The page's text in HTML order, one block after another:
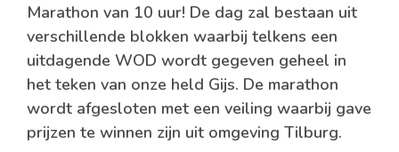
Marathon van 10 uur! De dag zal bestaan uit
verschillende blokken waarbij telkens een
uitdagende WOD wordt gegeven geheel in
het teken van onze held Gijs. De marathon
wordt afgesloten met een veiling waarbij gave
prijzen te winnen zijn uit omgeving Tilburg.